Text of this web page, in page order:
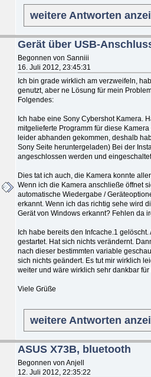
weitere Antworten
Gerät über USB-
Begonnen von Sanniii
16. Juli 2012, 23:45:31
Ich bin grade wirklich am verzweifeln,
genutzt, aber ne Lösung für mein
Folgendes:
Ich habe eine Sony Cybershot Kamera.
mitgelieferte Programm für diese
leider abhanden gekommen, deshalb
Sony Seite heruntergeladen) Bei der
angeschlossen werden und
Dies tat ich auch, die Kamera konnte
Wenn ich die Kamera anschließe öffnet
automatische Wiedergabe /
erkannt. Wenn ich das richtig sehe wird
Gerät von Windows erkannt? Fehlen da
Ich habe bereits den Infcache.1
gestartet. Hat sich nichts verändernt.
nach dieser bestimmten variable
sich nichts geändert. Es tut mir wirklich
weiter und wäre wirklich sehr dankbar für
Viele Grüße
weitere Antworten
ASUS X73B, bluetooth
Begonnen von Anjell
12. Juli 2012, 22:35:22